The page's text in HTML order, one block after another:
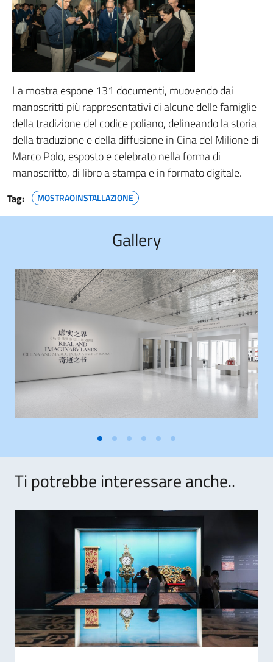
La mostra espone 131 documenti, muovendo dai
manoscritti più rappresentativi di alcune delle famiglie
della tradizione del codice poliano, delineando la storia
della traduzione e della diffusione in Cina del Milione di
Marco Polo, esposto e celebrato nella forma di
manoscritto, di libro a stampa e in formato digitale.
Tag: MOSTRAOINSTALLAZIONE
Gallery
Ti potrebbe interessare anche..